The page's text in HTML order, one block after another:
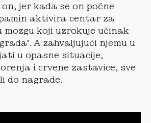
jer kada se on počne
aktivira centar za
mozgu koji uzrokuje učinak
A zahvaljujući njemu u
u opasne situacije,
i crvene zastavice, sve
do nagrade.